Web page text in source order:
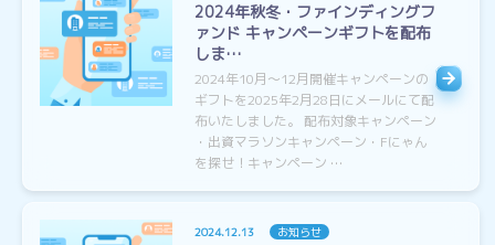
2024年秋冬・ファインディングフ
ァンド キャンペーンギフトを配布
しま…
2024年10月〜12月開催キャンペーンの
ギフトを2025年2月28日にメールにて配
布いたしました。 配布対象キャンペーン
・出資マラソンキャンペーン・Fにゃん
を探せ！キャンペーン …
2024.12.13 お知らせ